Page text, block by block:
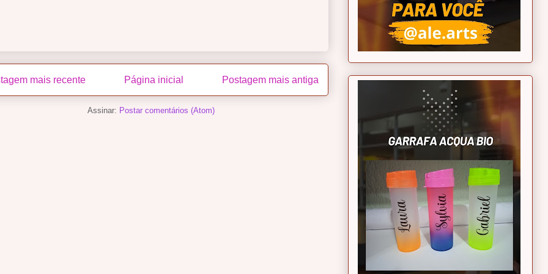
mais recente Postagem mais antiga
Página inicial
Assinar: Postar comentários (Atom)